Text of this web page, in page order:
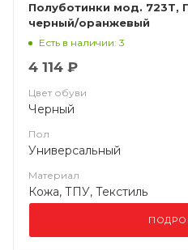
Полуботинки мод. 723Т,
черный/оранжевый
Есть в наличии: 3
4 114 ₽
Цвет обуви
Черный
Пол
Универсальный
Материал
Кожа, ТПУ, Текстиль